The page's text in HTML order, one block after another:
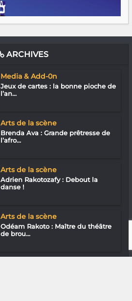
ARCHIVES
Media & Add-0n
Jeux de cartes : la bonne pioche de
l’an...
Arts de la scène
Brenda Ava : Grande prêtresse de
l’afro...
Arts de la scène
Adrien Rakotozafy : Debout la
danse !
Arts de la scène
Odéam Rakoto : Maître du théâtre
de brou...